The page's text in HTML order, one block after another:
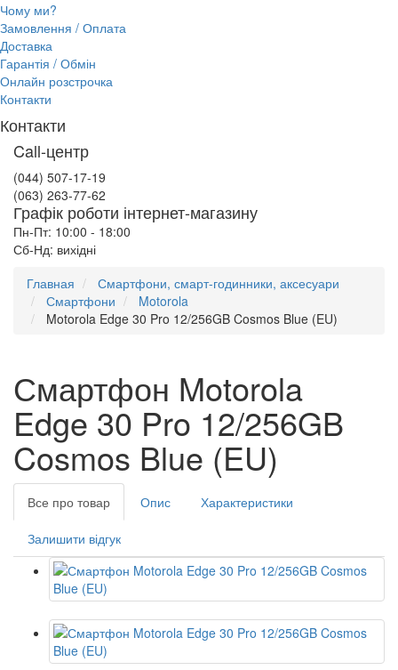
Чому ми?
Замовлення / Оплата
Доставка
Гарантія / Обмін
Онлайн розстрочка
Контакти
Контакти
Call-центр
(044) 507-17-19
(063) 263-77-62
Графік роботи інтернет-магазину
Пн-Пт: 10:00 - 18:00
Сб-Нд: вихідні
Главная
Смартфони, смарт-годинники, аксесуари
Смартфони
Motorola
Motorola Edge 30 Pro 12/256GB Cosmos Blue (EU)
Смартфон Motorola
Edge 30 Pro 12/256GB
Cosmos Blue (EU)
Все про товар Опис Характеристики
Залишити відгук